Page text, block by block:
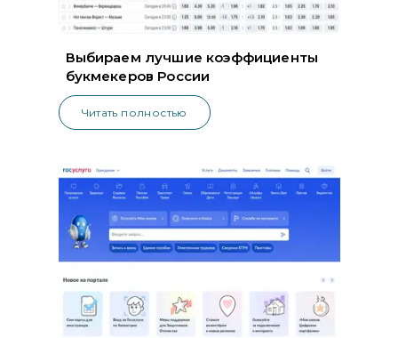
Выбираем лучшие коэффициенты
букмекеров России
Читать полностью